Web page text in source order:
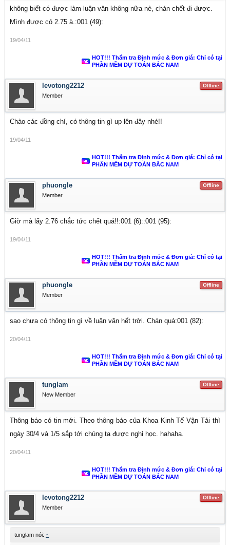
không biết có được làm luận văn không nữa nè, chán chết đi được.
Mình được có 2.75 à.:001 (49):
19/04/11
HOT!!! Thẩm tra Định mức & Đơn giá: Chỉ có tại
PHẦN MỀM DỰ TOÁN BẮC NAM
Offline
levotong2212
Member
Chào các đồng chí, có thông tin gì up lên đây nhé!!
19/04/11
HOT!!! Thẩm tra Định mức & Đơn giá: Chỉ có tại
PHẦN MỀM DỰ TOÁN BẮC NAM
Offline
phuongle
Member
Giờ mà lấy 2.76 chắc tức chết quá!!:001 (6)::001 (95):
19/04/11
HOT!!! Thẩm tra Định mức & Đơn giá: Chỉ có tại
PHẦN MỀM DỰ TOÁN BẮC NAM
Offline
phuongle
Member
sao chưa có thông tin gì về luận văn hết trời. Chán quá:001 (82):
20/04/11
HOT!!! Thẩm tra Định mức & Đơn giá: Chỉ có tại
PHẦN MỀM DỰ TOÁN BẮC NAM
Offline
tunglam
New Member
Thông báo có tin mới. Theo thông báo của Khoa Kinh Tế Vận Tải thì
ngày 30/4 và 1/5 sắp tới chúng ta được nghỉ học. hahaha.
20/04/11
HOT!!! Thẩm tra Định mức & Đơn giá: Chỉ có tại
PHẦN MỀM DỰ TOÁN BẮC NAM
Offline
levotong2212
Member
tunglam nói: ↑